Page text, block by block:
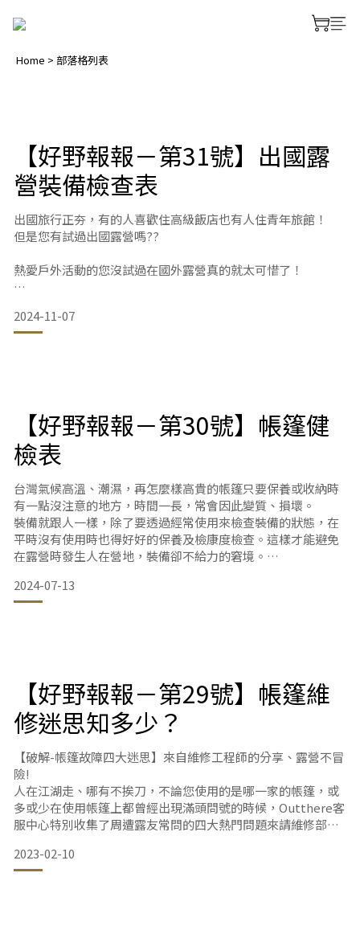
Home > 部落格列表
【好野報報－第31號】出國露
營裝備檢查表
出國旅行正夯，有的人喜歡住高級飯店也有人住青年旅館！
但是您有試過出國露營嗎??
熱愛戶外活動的您沒試過在國外露營真的就太可惜了！
只要做好充分且周全的準備，就算遇到任何問題也都能輕鬆的
迎刃而解。
2.露營工具
隨手可得的都是好工具，不論黑貓白貓，能抓得到老鼠的就是
好貓。出國行李為了簡裝減重，務必要斟酌攜帶必要的工具。
機票能
2024-11-07
【好野報報－第30號】帳篷健
檢表
台灣氣候高溫、潮濕，再怎麼樣高貴的帳篷只要保養或收納時
有一點沒注意的地方，時間一長，常會因此變質、損壞。
裝備就跟人一樣，除了要透過經常使用來檢查裝備的狀態，在
平時沒有使用時也得好好的保養及檢康度檢查。這樣才能避免
在露營時發生人在營地，裝備卻不給力的窘境。
工欲善其事、必先利其器！
露營時想露得開心、玩得安心，裝備在出勤前的周全檢查勢不
一、外觀檢測
檢查重點：材質是否氧化
2024-07-13
【好野報報－第29號】帳篷維
修迷思知多少？
【破解-帳篷故障四大迷思】來自維修工程師的分享、露營不冒
險!
人在江湖走、哪有不挨刀，不論您使用的是哪一家的帳篷，或
多或少在使用帳篷上都曾經出現滿頭問號的時候，Outthere客
服中心特別收集了周遭露友常問的四大熱門問題來請維修部的
Q1: 露營要搭帳篷時，發現帳桿彈性繩斷掉了!帳篷才沒用幾次
2023-02-10